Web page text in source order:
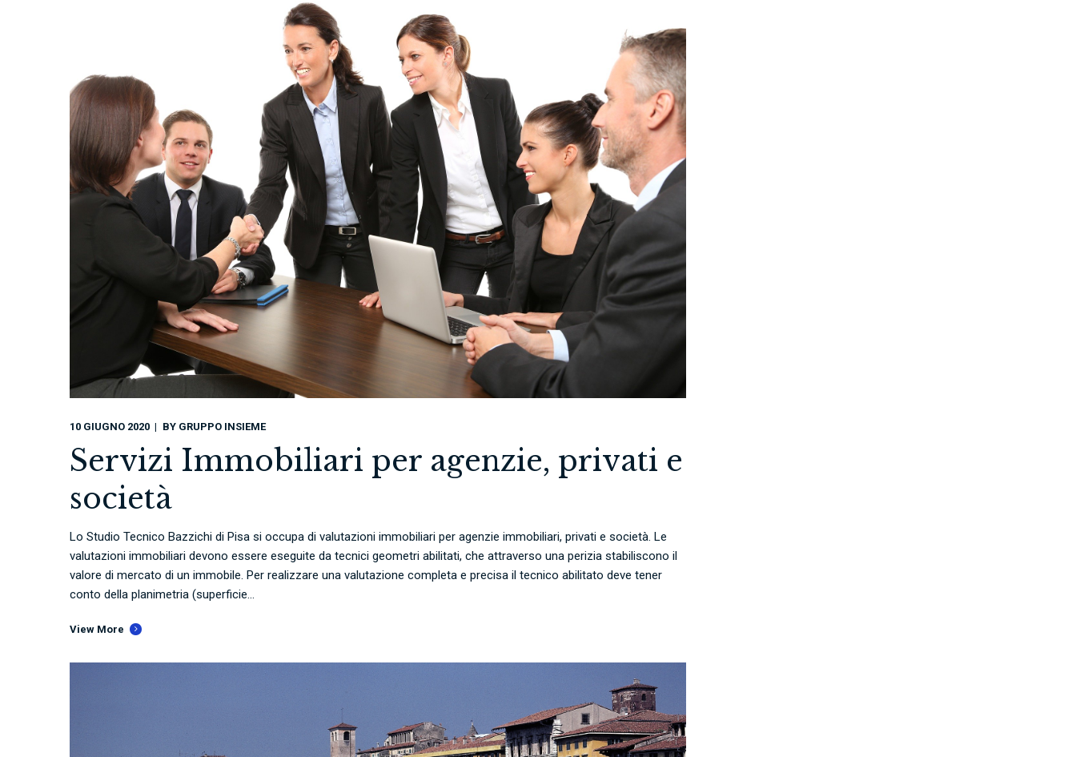
10 GIUGNO 2020 BY GRUPPO INSIEME
Servizi Immobiliari per agenzie, privati e
società
Lo Studio Tecnico Bazzichi di Pisa si occupa di valutazioni immobiliari per agenzie immobiliari, privati e società. Le
valutazioni immobiliari devono essere eseguite da tecnici geometri abilitati, che attraverso una perizia stabiliscono il
valore di mercato di un immobile. Per realizzare una valutazione completa e precisa il tecnico abilitato deve tener
conto della planimetria (superficie...
View More